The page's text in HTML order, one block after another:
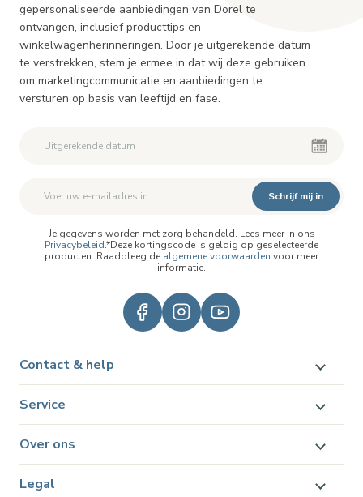
gepersonaliseerde aanbiedingen van Dorel te
ontvangen, inclusief producttips en
winkelwagenherinneringen. Door je uitgerekende datum
te verstrekken, stem je ermee in dat wij deze gebruiken
om marketingcommunicatie en aanbiedingen te
versturen op basis van leeftijd en fase.
Schrijf mij in
Je gegevens worden met zorg behandeld. Lees meer in ons
Privacybeleid.*Deze kortingscode is geldig op geselecteerde
producten. Raadpleeg de algemene voorwaarden voor meer
informatie.
Contact & help
Service
Over ons
Legal